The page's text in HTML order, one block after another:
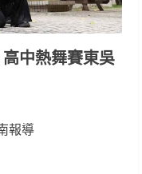
中熱舞賽東吳
報導